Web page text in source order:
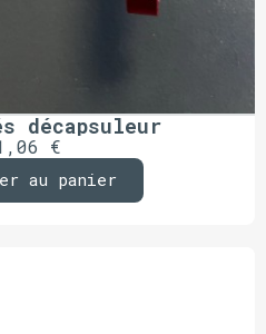
décapsuleur
€
au panier